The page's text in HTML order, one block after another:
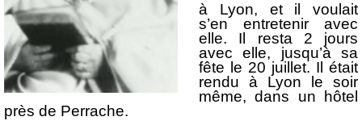
à Lyon, et il voulait
s’en entretenir avec
elle. Il resta 2 jours
avec elle, jusqu’à sa
fête le 20 juillet. Il était
rendu à Lyon le soir
même, dans un hôtel
près de Perrache.